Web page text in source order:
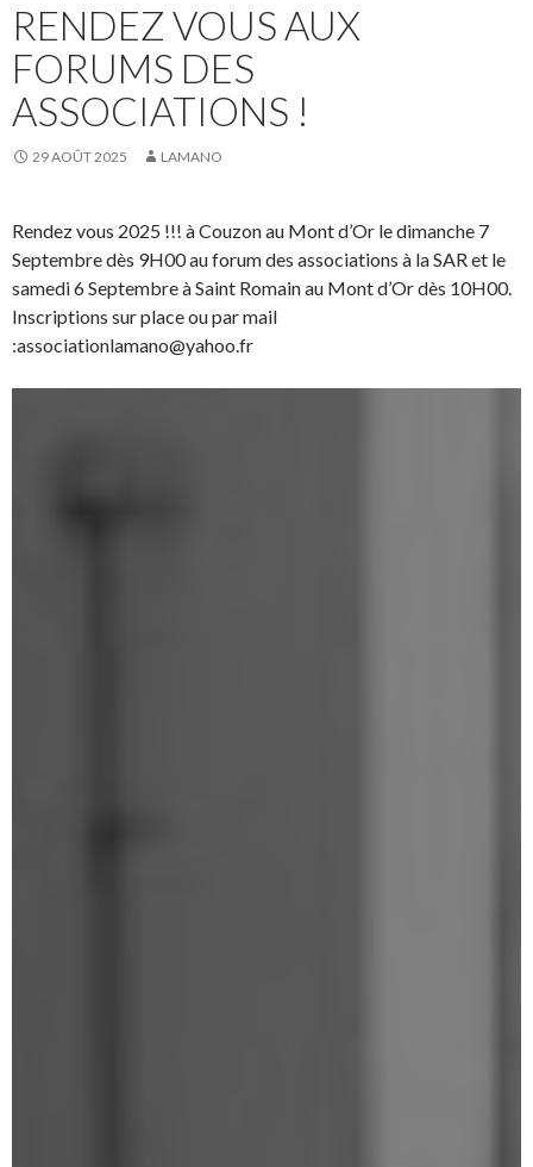
RENDEZ VOUS AUX
FORUMS DES
ASSOCIATIONS !
29 AOÛT 2025 LAMANO
Rendez vous 2025 !!! à Couzon au Mont d’Or le dimanche 7
Septembre dès 9H00 au forum des associations à la SAR et le
samedi 6 Septembre à Saint Romain au Mont d’Or dès 10H00.
Inscriptions sur place ou par mail
:associationlamano@yahoo.fr